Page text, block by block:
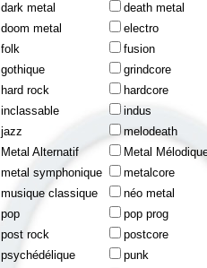
dark metal
death metal
doom metal
electro
folk
fusion
gothique
grindcore
hard rock
hardcore
inclassable
indus
jazz
melodeath
Metal Alternatif
Metal
metal symphonique
metalcore
musique classique
néo metal
pop
pop prog
post rock
postcore
psychédélique
punk